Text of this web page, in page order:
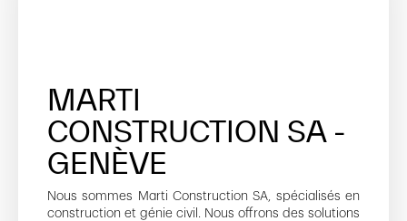
MARTI
CONSTRUCTION SA -
GENÈVE
Nous sommes Marti Construction SA, spécialisés en
construction et génie civil. Nous offrons des solutions